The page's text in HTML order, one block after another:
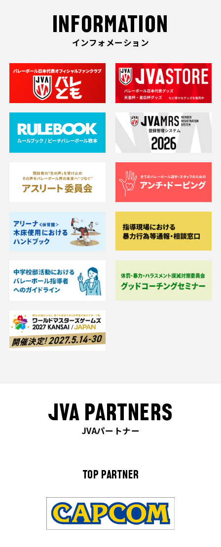
INFORMATION
インフォメーション
JVA PARTNERS
JVAパートナー
TOP PARTNER